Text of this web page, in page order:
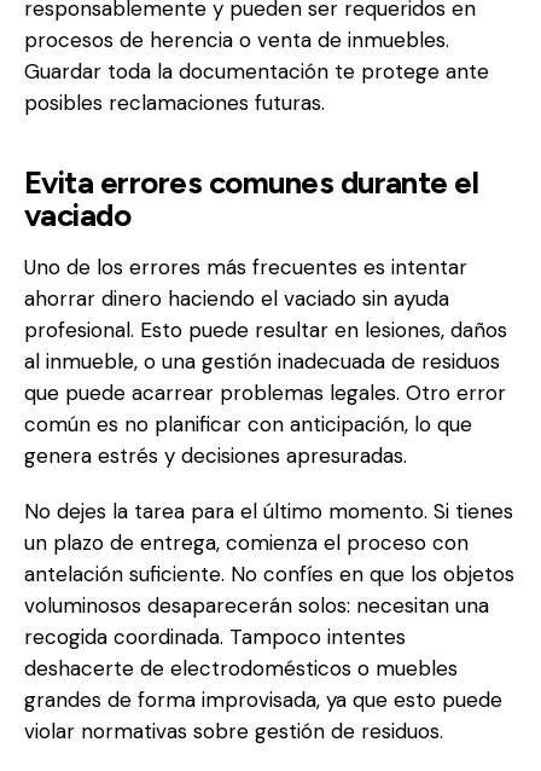
responsablemente y pueden ser requeridos en
procesos de herencia o venta de inmuebles.
Guardar toda la documentación te protege ante
posibles reclamaciones futuras.
Evita errores comunes durante el
vaciado
Uno de los errores más frecuentes es intentar
ahorrar dinero haciendo el vaciado sin ayuda
profesional. Esto puede resultar en lesiones, daños
al inmueble, o una gestión inadecuada de residuos
que puede acarrear problemas legales. Otro error
común es no planificar con anticipación, lo que
genera estrés y decisiones apresuradas.
No dejes la tarea para el último momento. Si tienes
un plazo de entrega, comienza el proceso con
antelación suficiente. No confíes en que los objetos
voluminosos desaparecerán solos: necesitan una
recogida coordinada. Tampoco intentes
deshacerte de electrodomésticos o muebles
grandes de forma improvisada, ya que esto puede
violar normativas sobre gestión de residuos.